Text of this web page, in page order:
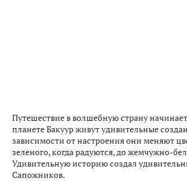
Путешествие в волшебную страну
планете Бакуур живут удивительные
зависимости от настроения они меняют
зеленого, когда радуются, до жемчужно-
Удивительную историю создал
Сапожников.